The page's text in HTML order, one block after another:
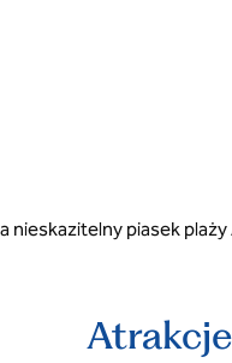
nieskazitelny piasek plaży